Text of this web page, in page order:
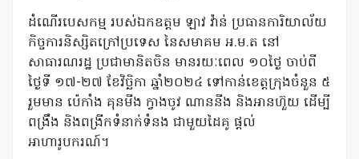
ដំណើរបេសកម្ម របស់ឯកឧត្តម ឡាវ វ៉ាន់ ប្រធានការិយាល័យ
កិច្ចការនិស្សិតក្រៅប្រទេស នៃសមាគម អ.ម.ត នៅ
សាធារណរដ្ឋ ប្រជាមានិតចិន មានរយៈពេល ១០ថ្ងៃ ចាប់ពី
ថ្ងៃទី ១៧-២៧ ខែវិច្ឆិកា ឆ្នាំ២០២៤ ទៅកាន់ខេត្តក្រុងចំនួន ៥
រួមមាន ប៉េកាំង គុនមីង ក្វាងចូវ ណាននីង និងអានហ៊ួយ ដើម្បី
ពង្រឹង និងពង្រីកទំនាក់ទំនង ជាមួយដៃគូ ផ្តល់
អាហារូបករណ៍។